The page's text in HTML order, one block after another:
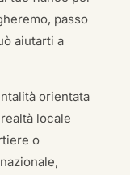
passo
aiutarti a
orientata
locale
o